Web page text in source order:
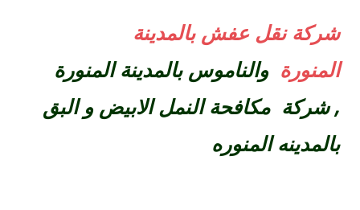
شركة نقل عفش بالمدينة
المنورة والناموس بالمدينة المنورة
,شركة مكافحة النمل الابيض و البق
بالمدينه المنوره